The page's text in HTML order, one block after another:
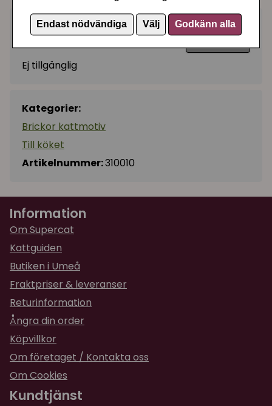
Endast nödvändiga Välj Godkänn alla
399 kr Utgått
Ej tillgänglig
Kategorier:
Brickor kattmotiv
Till köket
Artikelnummer:310010
Information
Om Supercat
Kattguiden
Butiken i Umeå
Fraktpriser & leveranser
Returinformation
Ångra din order
Köpvillkor
Om företaget / Kontakta oss
Om Cookies
Kundtjänst